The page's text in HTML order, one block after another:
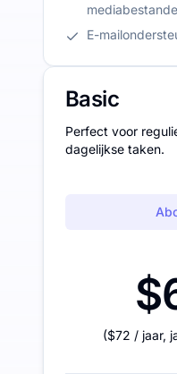
E-
Basic
Perfect voor
dagelijkse taken.
($72 / jaar,